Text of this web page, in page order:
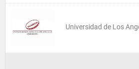
Universidad de Los